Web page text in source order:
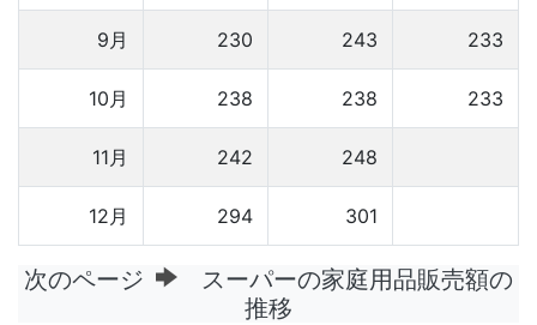
9月 230 243 233
10月 238 238 233
11月 242 248
12月 294 301
次のページ
スーパーの家庭用品販売額の
推移